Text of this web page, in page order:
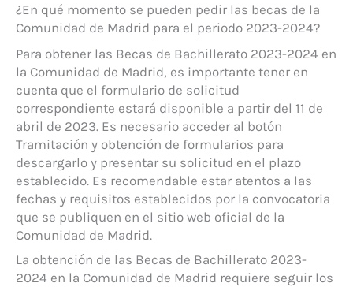
¿En qué momento se pueden pedir las becas de la
Comunidad de Madrid para el periodo 2023-2024?
Para obtener las Becas de Bachillerato 2023-2024 en
la Comunidad de Madrid, es importante tener en
cuenta que el formulario de solicitud
correspondiente estará disponible a partir del 11 de
abril de 2023. Es necesario acceder al botón
Tramitación y obtención de formularios para
descargarlo y presentar su solicitud en el plazo
establecido. Es recomendable estar atentos a las
fechas y requisitos establecidos por la convocatoria
que se publiquen en el sitio web oficial de la
Comunidad de Madrid.
La obtención de las Becas de Bachillerato 2023-
2024 en la Comunidad de Madrid requiere seguir los